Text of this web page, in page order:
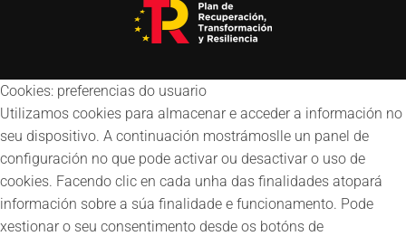
Cookies: preferencias do usuario
Utilizamos cookies para almacenar e acceder a información no
seu dispositivo. A continuación mostrámoslle un panel de
configuración no que pode activar ou desactivar o uso de
cookies. Facendo clic en cada unha das finalidades atopará
información sobre a súa finalidade e funcionamento. Pode
xestionar o seu consentimento desde os botóns de